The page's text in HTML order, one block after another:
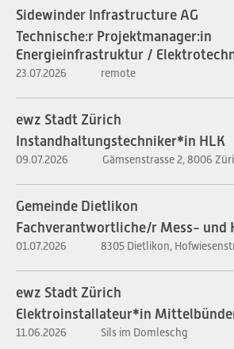
Sidewinder Infrastructure AG
Technische:r Projektmanager:in
Energieinfrastruktur /
23.07.2026 remote
ewz Stadt Zürich
Instandhaltungstechniker*in HLK
09.07.2026 Gämsenstrasse 2, 8006
Gemeinde Dietlikon
Fachverantwortliche/r Mess- und
01.07.2026 8305 Dietlikon,
ewz Stadt Zürich
Elektroinstallateur*in
11.06.2026 Sils im Domleschg